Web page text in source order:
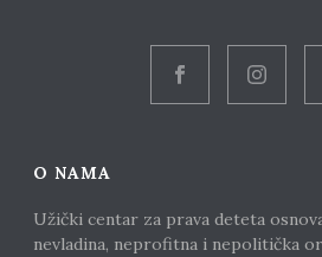
O NAMA
Užički centar za prava deteta
nevladina, neprofitna i nepolitička